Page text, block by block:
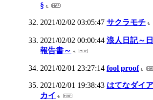
§
2021/02/02 03:05:47 サクラモチ
2021/02/02 00:00:44 浪人日記～
報告書～
2021/02/01 23:27:14 fool proof
2021/02/01 19:38:43 はてなダイ
カイ